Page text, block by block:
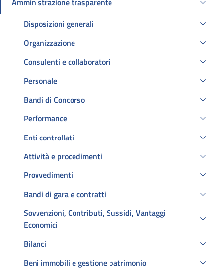
Amministrazione trasparente
Attivo
Disposizioni generali
Organizzazione
Consulenti e collaboratori
Personale
Bandi di Concorso
Performance
Enti controllati
Attività e procedimenti
Provvedimenti
Bandi di gara e contratti
Sovvenzioni, Contributi, Sussidi, Vantaggi
Economici
Bilanci
Beni immobili e gestione patrimonio